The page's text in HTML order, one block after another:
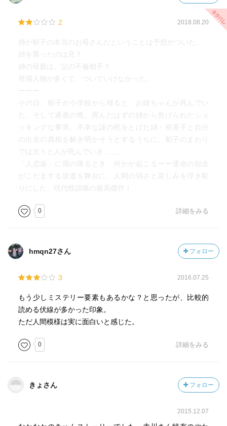
2 2018.08.20
姉が郁子の本当のお母さんだということは予想がついた。
姉を襲ったのは兄？
姉の母親は、父の不倫相手？
登場人物が多くて、ついていけなかった。
ーーー
その日、郁子が小学校から帰ると、お姉ちゃんが死んでい
た。そして通夜の晩、死んだはずの姉から告げられたショ
ッキングな事実。不幸な謎の死をとげた姉・裕美子と自分
の出生の真相を解き明かそうとするうちに、郁子のまわり
では次々と人が死んでいき……。
「人恋坂」に雨の降るとき、何かが起こるーー運命の怨念
がこだまする坂道を舞台に、人間の弱さと哀しみを浮き彫
りにした、現代怪談噺の最高傑作！
0 詳細をみる
hmqn27さん フォロー
3 2016.07.25
もう少しミステリー要素もあるかな？と思ったが、比較的
読める伏線が多かった印象。
ただ人間模様は実に面白いと感じた。
0 詳細をみる
きょさん フォロー
2015.12.07